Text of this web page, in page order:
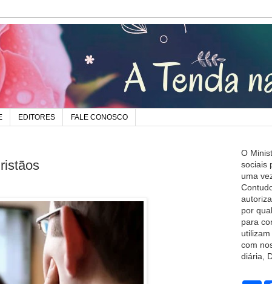
EDITORES FALE CONOSCO
O
sociais
uma
por
para
com
diária,